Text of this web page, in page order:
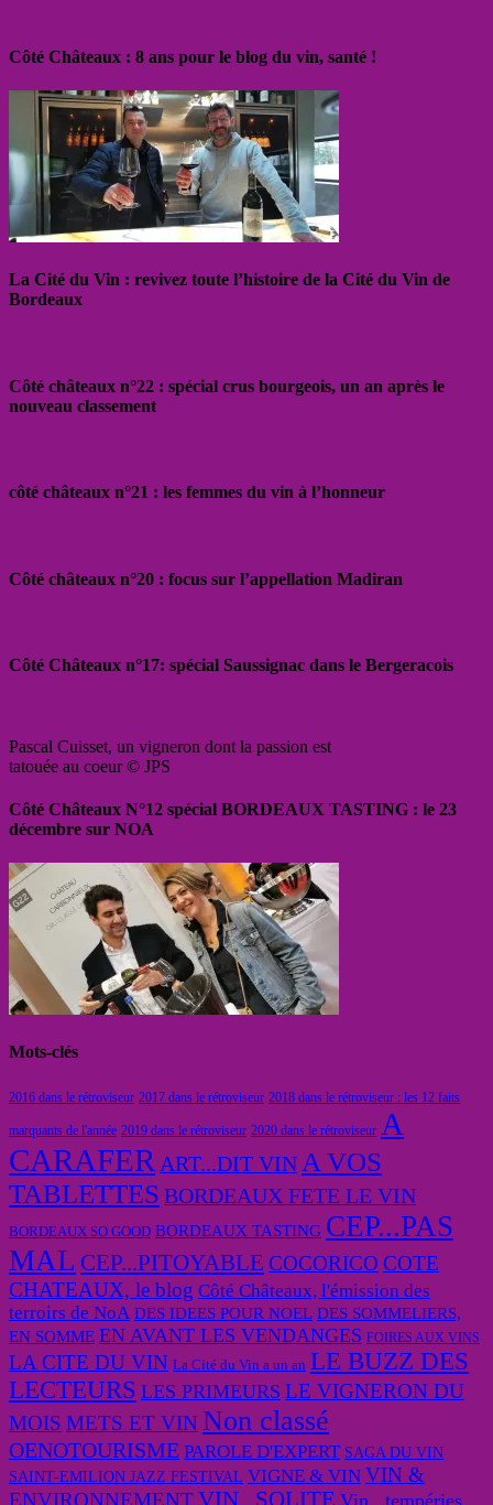
Côté Châteaux : 8 ans pour le blog du vin, santé !
La Cité du Vin : revivez toute l’histoire de la Cité du Vin de
Bordeaux
Côté châteaux n°22 : spécial crus bourgeois, un an après le
nouveau classement
côté châteaux n°21 : les femmes du vin à l’honneur
Côté châteaux n°20 : focus sur l’appellation Madiran
Côté Châteaux n°17: spécial Saussignac dans le Bergeracois
Pascal Cuisset, un vigneron dont la passion est
tatouée au coeur © JPS
Côté Châteaux N°12 spécial BORDEAUX TASTING : le 23
décembre sur NOA
Mots-clés
2016 dans le rétroviseur 2017 dans le rétroviseur 2018 dans le rétroviseur : les 12 faits
marquants de l'année 2019 dans le rétroviseur 2020 dans le rétroviseur A
CARAFER ART...DIT VIN A VOS
TABLETTES BORDEAUX FETE LE VIN
BORDEAUX SO GOOD BORDEAUX TASTING CEP...PAS
MAL CEP...PITOYABLE COCORICO COTE
CHATEAUX, le blog Côté Châteaux, l'émission des
terroirs de NoA DES IDEES POUR NOEL DES SOMMELIERS,
EN SOMME EN AVANT LES VENDANGES FOIRES AUX VINS
LA CITE DU VIN La Cité du Vin a un an LE BUZZ DES
LECTEURS LES PRIMEURS LE VIGNERON DU
MOIS METS ET VIN Non classé
OENOTOURISME PAROLE D'EXPERT SAGA DU VIN
SAINT-EMILION JAZZ FESTIVAL VIGNE & VIN VIN &
ENVIRONNEMENTVIN...SOLITE Vin...tempéries